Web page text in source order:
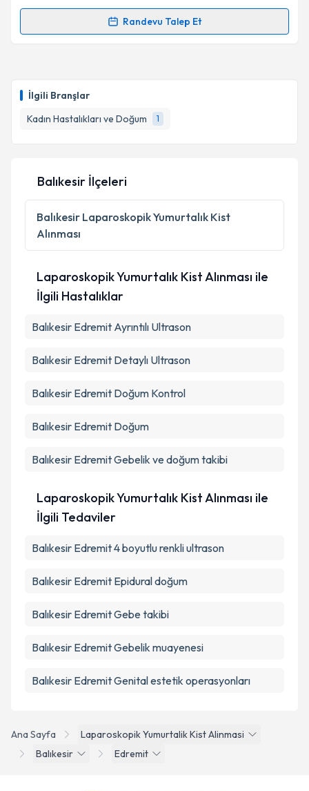
İlgili Branşlar
Kadın Hastalıkları ve Doğum
1
Kişisel verilerimin işlenmesine ilişkinAydınlatma
Randevu Talep Et
Randevu Takvimi Talebi
için bir takvim hazırlandığında e-posta ile
bilgilendireceğiz.
E-posta Adresiniz
Kişisel verilerimin işlenmesine ilişkin Aydınlatma
Metni'ni okudum ve kişisel verilerimin belirtilen
kapsamda işlenmesini kabul ediyorum.
Takvim Talebini Gönder
Ana Sayfa
Laparoskopik Yumurtalik Kist Alinmasi
Balıkesir
Edremit
Balıkesir İlçeleri
Balıkesir Laparoskopik Yumurtalık Kist
Alınması
Laparoskopik Yumurtalık Kist Alınması ile
İlgili Hastalıklar
Balıkesir Edremit Ayrıntılı Ultrason
Balıkesir Edremit Detaylı Ultrason
Balıkesir Edremit Doğum Kontrol
Balıkesir Edremit Doğum
Balıkesir Edremit Gebelik ve doğum takibi
Laparoskopik Yumurtalık Kist Alınması ile
İlgili Tedaviler
Balıkesir Edremit 4 boyutlu renkli ultrason
Balıkesir Edremit Epidural doğum
Balıkesir Edremit Gebe takibi
Balıkesir Edremit Gebelik muayenesi
Balıkesir Edremit Genital estetik operasyonları